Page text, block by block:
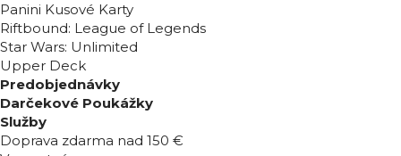
Panini Kusové Karty
Riftbound: League of Legends
Star Wars: Unlimited
Upper Deck
Predobjednávky
Darčekové Poukážky
Služby
Doprava zdarma nad 150 €